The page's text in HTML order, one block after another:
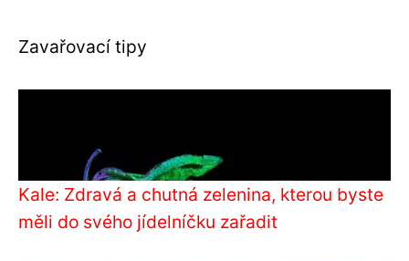
Zavařovací tipy
Kale: Zdravá a chutná zelenina, kterou byste
měli do svého jídelníčku zařadit